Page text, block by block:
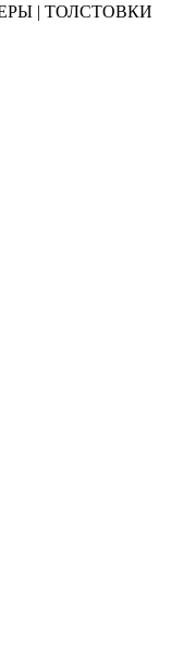
| ТОЛСТОВКИ